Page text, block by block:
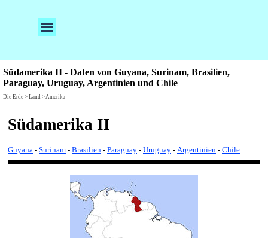
Südamerika II - Daten von Guyana, Surinam, Brasilien,
Paraguay, Uruguay, Argentinien und Chile
Die Erde > Land > Amerika
Südamerika II
Guyana - Surinam - Brasilien - Paraguay - Uruguay - Argentinien - Chile